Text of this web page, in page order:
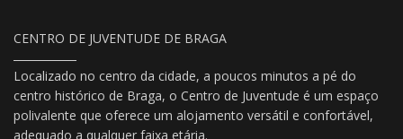
CENTRO DE JUVENTUDE DE BRAGA
Localizado no centro da cidade, a poucos minutos a pé do
centro histórico de Braga, o Centro de Juventude é um espaço
polivalente que oferece um alojamento versátil e confortável,
adequado a qualquer faixa etária.